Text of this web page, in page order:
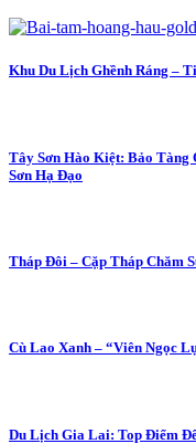
Khu Du Lịch Ghềnh Ráng –
Tây Sơn Hào Kiệt: Bảo Tàng
Sơn Hạ Đạo
Tháp Đôi – Cặp Tháp Chăm
Cù Lao Xanh – “Viên Ngọc
Du Lịch Gia Lai: Top Điểm